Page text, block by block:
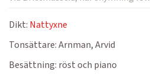
Dikt: Nattyxne
Tonsättare:Arnman, Arvid
Besättning: röst och piano